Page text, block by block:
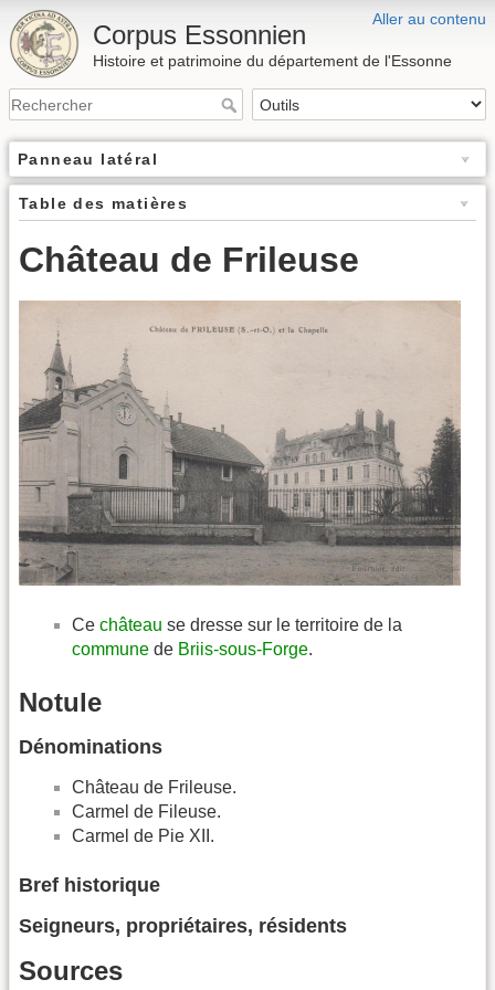
Aller au contenu
Corpus Essonnien
Histoire et patrimoine du département de l'Essonne
Panneau latéral
Table des matières
Château de Frileuse
Ce château se dresse sur le territoire de la
commune de Briis-sous-Forge.
Notule
Dénominations
Château de Frileuse.
Carmel de Fileuse.
Carmel de Pie XII.
Bref historique
Seigneurs, propriétaires, résidents
Sources